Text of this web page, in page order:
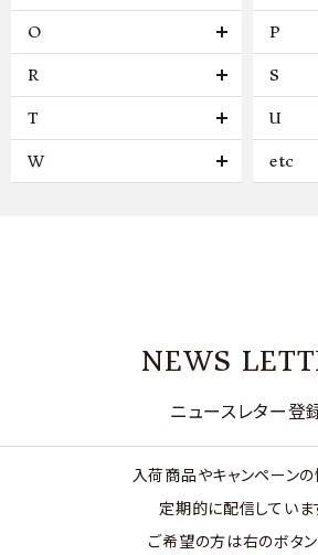
O P
R S
T U
W etc
NEWS
ニュースレター登
入荷商品やキャンペーン
定期的に配信していま
ご希望の方は右のボタン